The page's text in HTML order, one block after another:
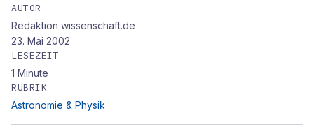
Schwerer Verdacht: Haben Physiker
der Bell Labs Studien gefälscht?
AUTOR
Redaktion wissenschaft.de
23. Mai 2002
LESEZEIT
1 Minute
RUBRIK
Astronomie & Physik